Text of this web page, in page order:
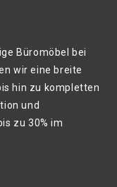
Büromöbel bei
wir eine breite
hin zu kompletten
und
zu 30% im